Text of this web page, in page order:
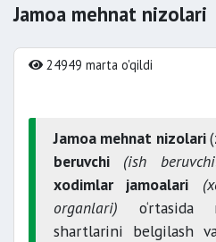
Jamoa mehnat nizolari
24949 marta o'qildi
Jamoa mehnat nizolari
beruvchi
(ish
xodimlar jamoalari
organlari) o‘rtasida
shartlarini belgilash